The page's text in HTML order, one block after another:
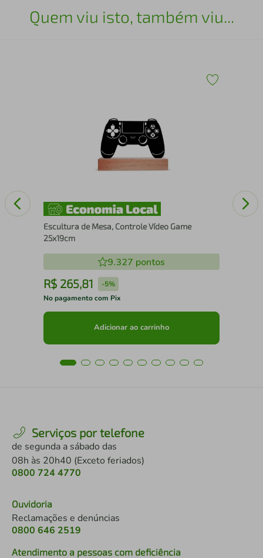
Quem viu isto, também viu...
Escultura de Mesa, Controle Vídeo Game
25x19cm
9.327 pontos
R$ 265,81 -5%
No pagamento com Pix
Adicionar ao carrinho
Serviços por telefone
de segunda a sábado das
08h às 20h40 (Exceto feriados)
0800 724 4770
Ouvidoria
Reclamações e denúncias
0800 646 2519
Atendimento a pessoas com deficiência